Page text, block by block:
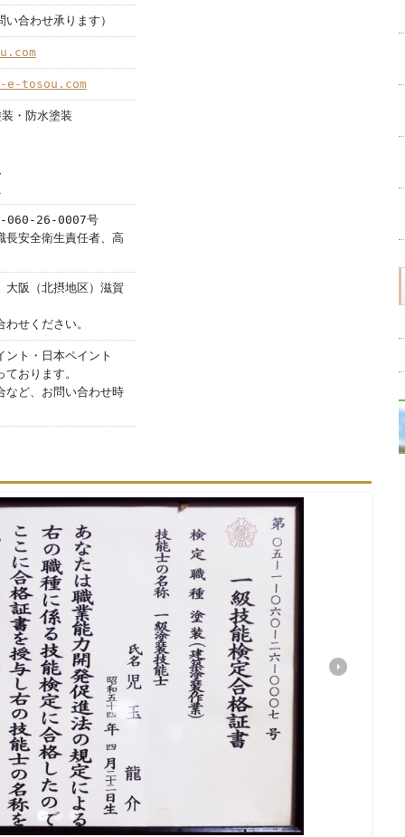
合わせ承ります）
tosou.com
・防水塗装
060-26-0007号
長安全衛生責任者、高
大阪（北摂地区）滋賀
せください。
ント・日本ペイント
おります。
など、お問い合わせ時